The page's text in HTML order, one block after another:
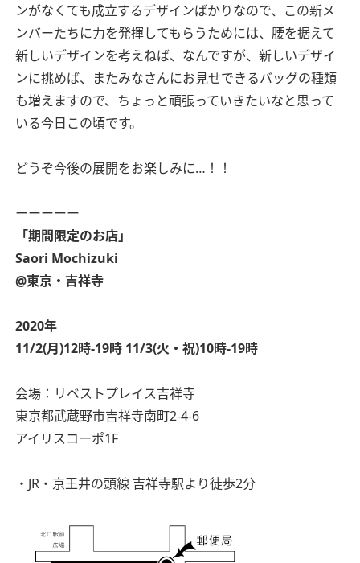
ンがなくても成立するデザインばかりなので、この新メ
ンバーたちに力を発揮してもらうためには、腰を据えて
新しいデザインを考えねば、なんですが、新しいデザイ
ンに挑めば、またみなさんにお見せできるバッグの種類
も増えますので、ちょっと頑張っていきたいなと思って
いる今日この頃です。
どうぞ今後の展開をお楽しみに…！！
ーーーーー
「期間限定のお店」
Saori Mochizuki
@東京・吉祥寺
2020年
11/2(月)12時-19時 11/3(火・祝)10時-19時
会場：リベストプレイス吉祥寺
東京都武蔵野市吉祥寺南町2-4-6
アイリスコーポ1F
・JR・京王井の頭線 吉祥寺駅より徒歩2分